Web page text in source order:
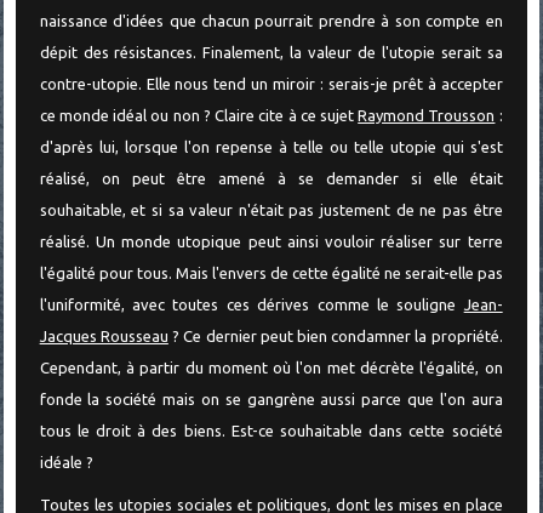
naissance d'idées que chacun pourrait prendre à son compte en
dépit des résistances. Finalement, la valeur de l'utopie serait sa
contre-utopie. Elle nous tend un miroir : serais-je prêt à accepter
ce monde idéal ou non ? Claire cite à ce sujetRaymond Trousson :
d'après lui, lorsque l'on repense à telle ou telle utopie qui s'est
réalisé, on peut être amené à se demander si elle était
souhaitable, et si sa valeur n'était pas justement de ne pas être
réalisé. Un monde utopique peut ainsi vouloir réaliser sur terre
l'égalité pour tous. Mais l'envers de cette égalité ne serait-elle pas
l'uniformité, avec toutes ces dérives comme le souligne Jean-
Jacques Rousseau ? Ce dernier peut bien condamner la propriété.
Cependant, à partir du moment où l'on met décrète l'égalité, on
fonde la société mais on se gangrène aussi parce que l'on aura
tous le droit à des biens. Est-ce souhaitable dans cette société
idéale ?
Toutes les utopies sociales et politiques, dont les mises en place